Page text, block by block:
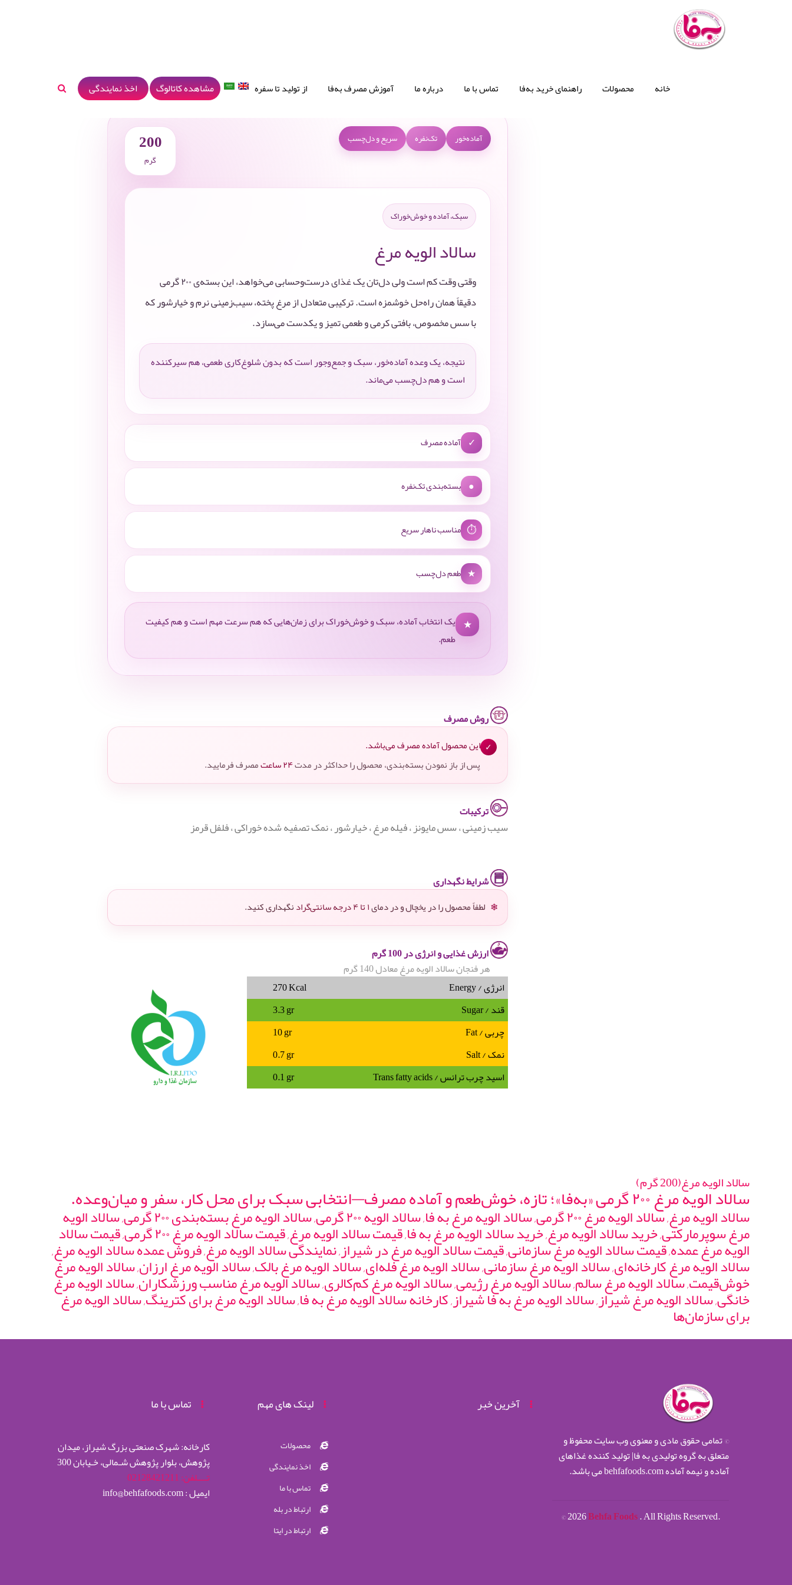
خانه محصولات راهنمای خرید به‌فا تماس با ما درباره ما آموزش مصرف به‌فا از تولید تا سفره مشاهده کاتالوگ اخذ نمایندگی
آماده‌خور تک‌نفره سریع و دل‌چسب 200
گرم
سبک، آماده و خوش‌خوراک
سالاد الویه مرغ
وقتی وقت کم است ولی دل‌تان یک غذای درست‌وحسابی می‌خواهد، این بسته‌ی ۲۰۰ گرمی
دقیقاً همان راه‌حل خوشمزه است. ترکیبی متعادل از مرغ پخته، سیب‌زمینی نرم و خیارشور که
با سس مخصوص، بافتی کرمی و طعمی تمیز و یکدست می‌سازد.
نتیجه، یک وعده آماده‌خور، سبک و جمع‌وجور است که بدون شلوغ‌کاری طعمی، هم سیرکننده
است و هم دل‌چسب می‌ماند.
✓ آماده مصرف
● بسته‌بندی تک‌نفره
⏱ مناسب ناهار سریع
★ طعم دل‌چسب
★ یک انتخاب آماده، سبک و خوش‌خوراک برای زمان‌هایی که هم سرعت مهم است و هم کیفیت
طعم.
روش مصرف
✓ این محصول آماده مصرف می‌باشد.
پس از باز نمودن بسته‌بندی، محصول را حداکثر در مدت۲۴ ساعت مصرف فرمایید.
ترکیبات
سیب زمینی ، سس مایونز ، فیله مرغ ، خیارشور ، نمک تصفیه شده خوراکی ، فلفل قرمز
شرایط نگهداری
❄ لطفاً محصول را در یخچال و در دمای۱ تا ۴ درجه سانتی‌گراد نگهداری کنید.
ارزش غذایی و انرژی در 100 گرم
هر فنجان سالاد الویه مرغ معادل 140 گرم
انرژی / Energy
270 Kcal
قند / Sugar
3.3 gr
چربی / Fat
10 gr
نمک / Salt
0.7 gr
اسید چرب ترانس / Trans fatty acids
0.1 gr
سالاد الویه مرغ(200 گرم)
سالاد الویه مرغ ۲۰۰ گرمی «به‌فا»؛ تازه، خوش‌طعم و آماده مصرف—انتخابی سبک برای محل کار، سفر و میان‌وعده.
سالاد الویه مرغ, سالاد الویه مرغ ۲۰۰ گرمی, سالاد الویه مرغ به فا, سالاد الویه ۲۰۰ گرمی, سالاد الویه مرغ بسته‌بندی ۲۰۰ گرمی, سالاد الویه
مرغ سوپرمارکتی, خرید سالاد الویه مرغ, خرید سالاد الویه مرغ به فا, قیمت سالاد الویه مرغ, قیمت سالاد الویه مرغ ۲۰۰ گرمی, قیمت سالاد
الویه مرغ عمده, قیمت سالاد الویه مرغ سازمانی, قیمت سالاد الویه مرغ در شیراز, نمایندگی سالاد الویه مرغ, فروش عمده سالاد الویه مرغ,
سالاد الویه مرغ کارخانه‌ای, سالاد الویه مرغ سازمانی, سالاد الویه مرغ فله‌ای, سالاد الویه مرغ بالک, سالاد الویه مرغ ارزان, سالاد الویه مرغ
خوش‌قیمت, سالاد الویه مرغ سالم, سالاد الویه مرغ رژیمی, سالاد الویه مرغ کم‌کالری, سالاد الویه مرغ مناسب ورزشکاران, سالاد الویه مرغ
خانگی, سالاد الویه مرغ شیراز, سالاد الویه مرغ به فا شیراز, کارخانه سالاد الویه مرغ به فا, سالاد الویه مرغ برای کترینگ, سالاد الویه مرغ
برای سازمان‌ها
© تمامی حقوق مادی و معنوی وب سایت محفوظ و
متعلق به گروه تولیدی به فا| تولید کننده غذاهای
آماده و نیمه آماده behfafoods.com می باشد.
©2026Behfa Foods. All Rights Reserved.
آخرین خبر لینک های مهم
محصولات
اخذ نمایندگی
تماس با ما
ارتباط در بله
ارتباط در ایتا
تماس با ما
کارخانه: شهرک صنعتی بزرگ شیراز، میدان
پژوهش، بلوار پژوهش شـمالی، خـیابان 300
تــــلفن: 02128421211
ایمیل : info@behfafoods.com